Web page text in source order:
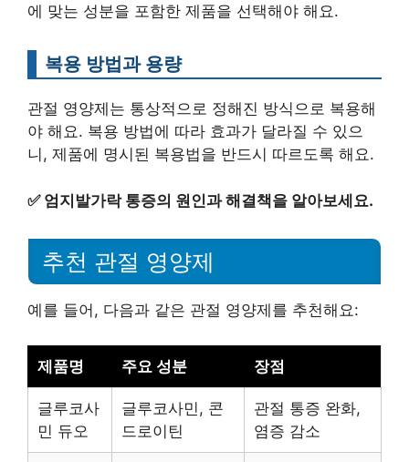
에 맞는 성분을 포함한 제품을 선택해야 해요.
복용 방법과 용량
관절 영양제는 통상적으로 정해진 방식으로 복용해
야 해요. 복용 방법에 따라 효과가 달라질 수 있으
니, 제품에 명시된 복용법을 반드시 따르도록 해요.
✅ 엄지발가락 통증의 원인과 해결책을 알아보세요.
추천 관절 영양제
예를 들어, 다음과 같은 관절 영양제를 추천해요:
제품명 주요 성분 장점
글루코사
민 듀오
글루코사민, 콘
드로이틴
관절 통증 완화,
염증 감소